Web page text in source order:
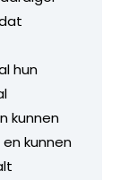
hun
kunnen
kunnen